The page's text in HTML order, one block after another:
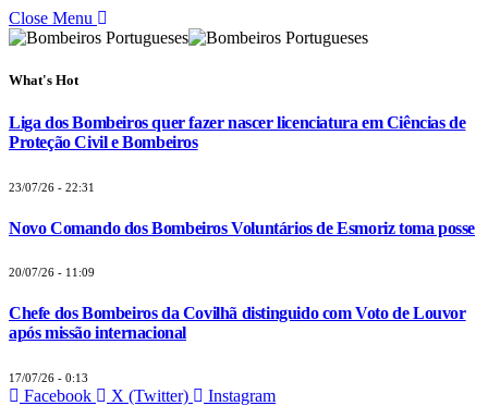
Close Menu
What's Hot
Liga dos Bombeiros quer fazer nascer licenciatura em Ciências de
Proteção Civil e Bombeiros
23/07/26 - 22:31
Novo Comando dos Bombeiros Voluntários de Esmoriz toma posse
20/07/26 - 11:09
Chefe dos Bombeiros da Covilhã distinguido com Voto de Louvor
após missão internacional
17/07/26 - 0:13
Facebook X (Twitter) Instagram